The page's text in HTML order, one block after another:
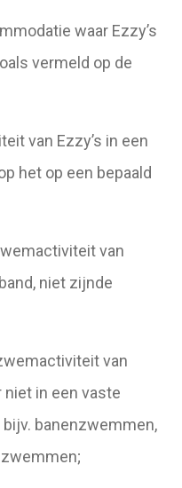
waar Ezzy’s
vermeld op de
van Ezzy’s in een
het op een bepaald
van
niet zijnde
van
niet in een vaste
banenzwemmen,